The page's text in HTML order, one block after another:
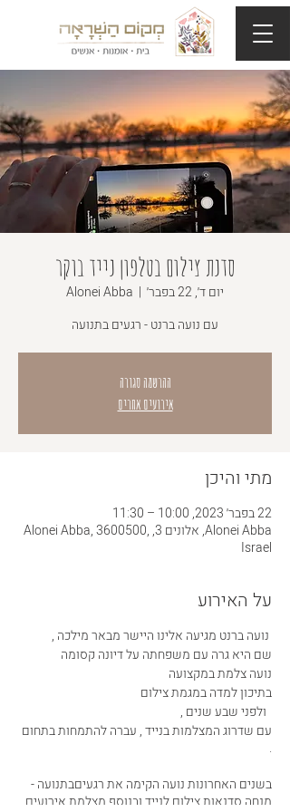
סדנת צילום בטלפון נייד בוקר
יום ד׳, 22 בפבר׳
  |
Alonei Abba
עם נועה ברנט - רגעים בתנועה
ההרשמה סגורה
אירועים אחרים
מתי והיכן
22 בפבר׳ 2023, 10:00 – 11:30
Alonei Abba, אלונים 3, Alonei Abba, 3600500,
Israel
על האירוע
נועה ברנט מגיעה אלינו היישר מבאר מילכה ,
שם היא גרה עם משפחתה על דיונה קסומה
נועה צלמת במקצועה
בתיכון למדה במגמת צילום
ולפני שבע שנים ,
עם שדרוג המצלמות בנייד , עברה להתמחות בתחום
.
בשנים האחרונות נועה הקימה את רגעיםבתנועה -
מנחה סדנאות צילום לנייד ובנוסף מצלמת אירועים ,